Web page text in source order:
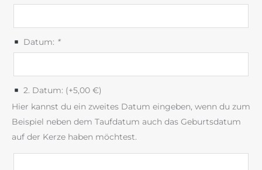
Datum: *
2. Datum: (+5,00 €)
Hier kannst du ein zweites Datum eingeben, wenn du zum
Beispiel neben dem Taufdatum auch das Geburtsdatum
auf der Kerze haben möchtest.